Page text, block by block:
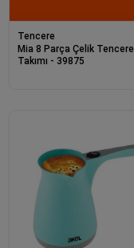
Tencere
Mia 8 Parça Çelik Tencere
Takımı - 39875